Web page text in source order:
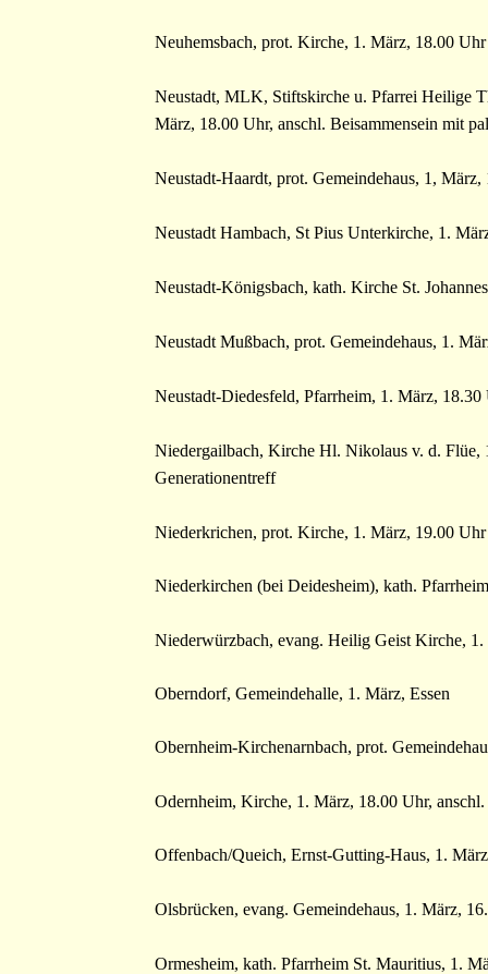
Neuhemsbach, prot. Kirche, 1. März, 18.00 Uhr
Neustadt, MLK, Stiftskirche u. Pfarrei Heilige
März, 18.00 Uhr, anschl. Beisammensein mit
Neustadt-Haardt, prot. Gemeindehaus, 1,
Neustadt Hambach, St Pius Unterkirche, 1.
Neustadt-Königsbach, kath. Kirche St.
Neustadt Mußbach, prot. Gemeindehaus, 1.
Neustadt-Diedesfeld, Pfarrheim, 1. März,
Niedergailbach, Kirche Hl. Nikolaus v. d. Flüe,
Generationentreff
Niederkrichen, prot. Kirche, 1. März, 19.00 Uhr
Niederkirchen (bei Deidesheim), kath.
Niederwürzbach, evang. Heilig Geist Kirche,
Oberndorf, Gemeindehalle, 1. März, Essen
Obernheim-Kirchenarnbach, prot.
Odernheim, Kirche, 1. März, 18.00 Uhr, anschl.
Offenbach/Queich, Ernst-Gutting-Haus, 1.
Olsbrücken, evang. Gemeindehaus, 1. März,
Ormesheim, kath. Pfarrheim St. Mauritius, 1.